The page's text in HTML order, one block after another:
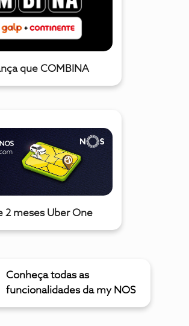
que COMBINA
2 meses Uber One
Conheça todas as
funcionalidades da my NOS